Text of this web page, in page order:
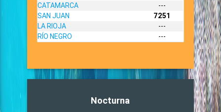
CATAMARCA
---
SAN JUAN
7251
LA RIOJA
---
RÍO NEGRO
---
Nocturna